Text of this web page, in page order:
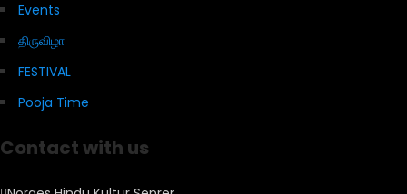
Events
திருவிழா
FESTIVAL
Pooja Time
Contact with us